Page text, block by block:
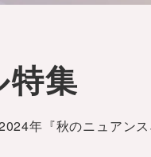
集
年『秋のニュアン